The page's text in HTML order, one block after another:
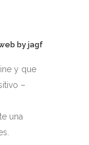
by jagf
y que
–
una